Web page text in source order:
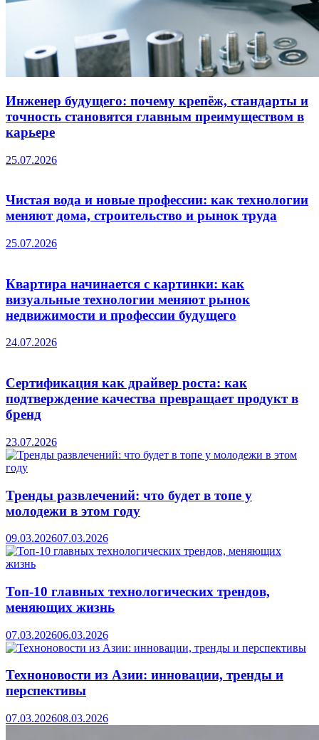
Инженер будущего: почему крепёж, стандарты и
точность становятся главным преимуществом в
карьере
25.07.2026
Чистая вода и новые профессии: как технологии
меняют дома, строительство и рынок труда
25.07.2026
Квартира начинается с картинки: как
визуальные технологии меняют рынок
недвижимости и профессии будущего
24.07.2026
Сертификация как драйвер роста: как
подтверждение качества превращает продукт в
бренд
23.07.2026
Тренды развлечений: что будет в топе у
молодежи в этом году
09.03.202607.03.2026
Топ-10 главных технологических трендов,
меняющих жизнь
07.03.202606.03.2026
Техноновости из Азии: инновации, тренды и
перспективы
07.03.202608.03.2026